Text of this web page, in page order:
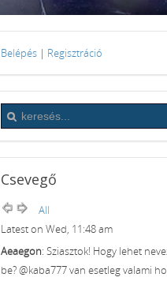
Belépés | Regisztráció
Csevegő
All
Latest on Wed, 11:48 am
Aeaegon: Sziasztok! Hogy lehet
be? @kaba777 van esetleg valami